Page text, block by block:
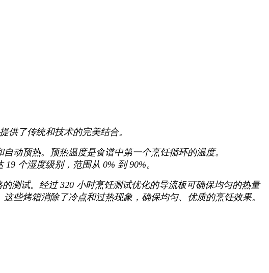
供了传统和技术的完美结合。
动预热。预热温度是食谱中第一个烹饪循环的温度。
个湿度级别，范围从 0% 到 90%。
测试。经过 320 小时烹饪测试优化的导流板可确保均匀的热量
些烤箱消除了冷点和过热现象，确保均匀、优质的烹饪效果。